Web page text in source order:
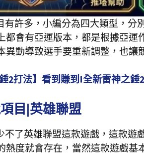
有許多，小編分為四大類型，
都會有亞運版本，都是根據亞
異動導致選手要重新調整，也讓
錘2打法】看到賺到!全新雷神之
目|英雄聯盟
不了英雄聯盟這款遊戲，這款
熱度就會存在，當然這款遊戲基